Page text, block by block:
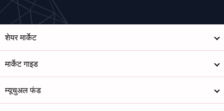
शेयर मार्केट
मार्केट गाइड
म्यूचुअल फंड